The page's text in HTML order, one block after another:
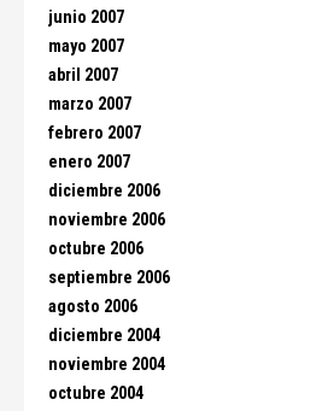
junio 2007
mayo 2007
abril 2007
marzo 2007
febrero 2007
enero 2007
diciembre 2006
noviembre 2006
octubre 2006
septiembre 2006
agosto 2006
diciembre 2004
noviembre 2004
octubre 2004